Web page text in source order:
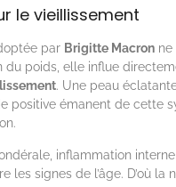
le vieillissement
par Brigitte Macron ne
du poids, elle influe
. Une peau
positive émanent de cette
inflammation
les signes de l’âge. D’où la